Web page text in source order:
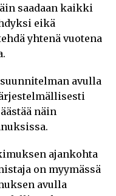
saadaan kaikki
eikä
yhtenä vuotena
avulla
näin
ajankohta
on myymässä
avulla